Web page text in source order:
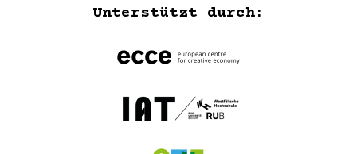
Unterstützt durch: